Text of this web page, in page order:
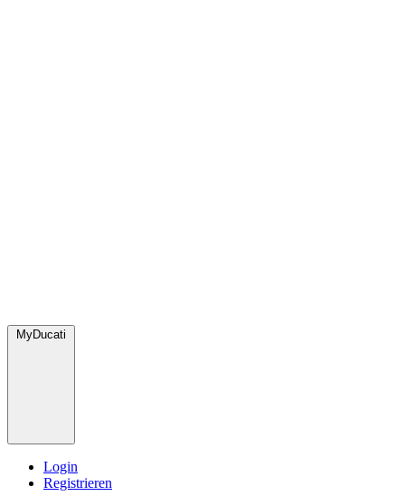
MyDucati
Login
Registrieren